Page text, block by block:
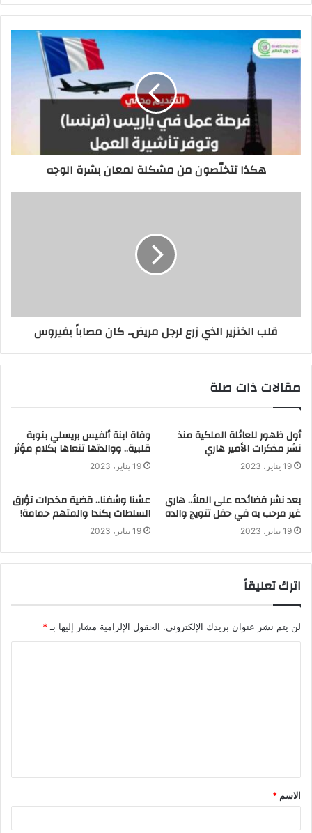
هكذا تتخلّصون من مشكلة لمعان بشرة الوجه
قلب الخنزير الذي زرع لرجل مريض.. كان مصاباً بفيروس
مقالات ذات صلة
أول ظهور للعائلة الملكية منذ
نشر مذكرات الأمير هاري
19 يناير، 2023
وفاة ابنة ألفيس بريسلي بنوبة
قلبية.. ووالدتها تنعاها بكلام مؤثر
19 يناير، 2023
بعد نشر فضائحه على الملأ.. هاري
غير مرحب به في حفل تتويج والده
19 يناير، 2023
عشنا وشفنا.. قضية مخدرات تؤرق
السلطات بكندا والمتهم حمامة!
19 يناير، 2023
اترك تعليقاً
لن يتم نشر عنوان بريدك الإلكتروني. الحقول الإلزامية مشار إليها بـ *
الاسم *